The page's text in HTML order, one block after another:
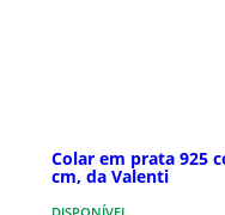
Colar em prata 925
cm, da Valenti